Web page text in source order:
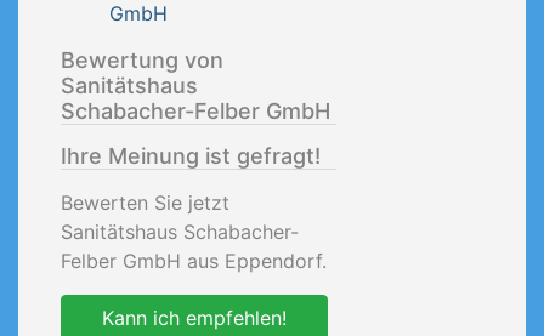
GmbH
Bewertung von
Sanitätshaus
Schabacher-Felber GmbH
Ihre Meinung ist gefragt!
Bewerten Sie jetzt
Sanitätshaus Schabacher-
Felber GmbH aus Eppendorf.
Kann ich empfehlen!